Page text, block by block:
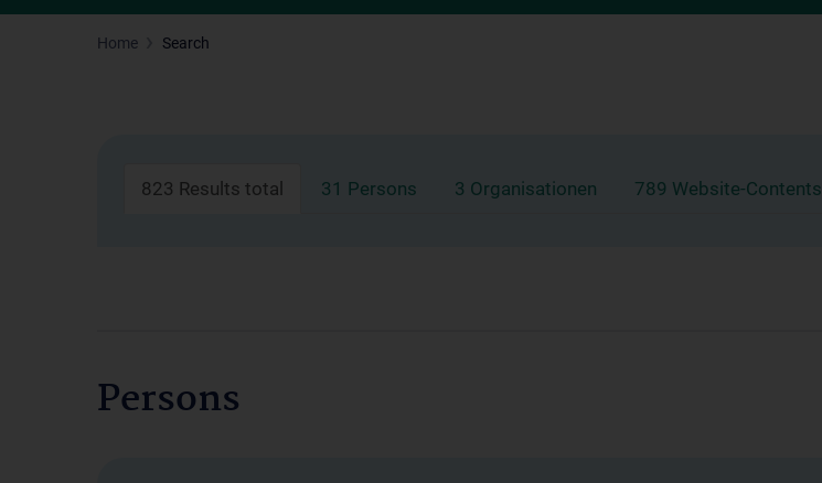
Home Search
823 Results total 31 Persons 3 Organisationen 789 Website-Contents
Persons